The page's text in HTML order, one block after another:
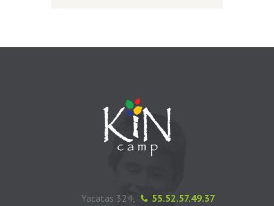
55.52.57.49.37
Yacatas 324,